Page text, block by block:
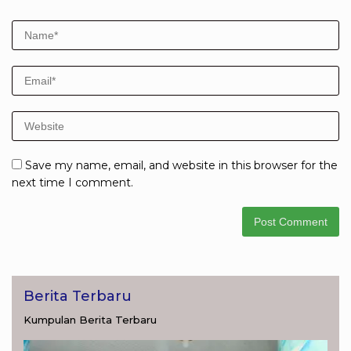
Save my name, email, and website in this browser for the
next time I comment.
Berita Terbaru
Kumpulan Berita Terbaru